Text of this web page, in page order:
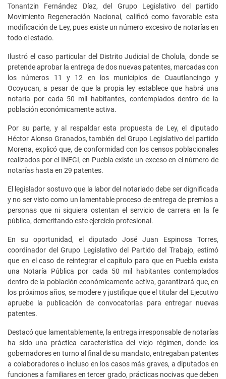
Tonantzin Fernández Díaz, del Grupo Legislativo del partido
Movimiento Regeneración Nacional, calificó como favorable esta
modificación de Ley, pues existe un número excesivo de notarías en
todo el estado.
Ilustró el caso particular del Distrito Judicial de Cholula, donde se
pretende aprobar la entrega de dos nuevas patentes, marcadas con
los números 11 y 12 en los municipios de Cuautlancingo y
Ocoyucan, a pesar de que la propia ley establece que habrá una
notaría por cada 50 mil habitantes, contemplados dentro de la
población económicamente activa.
Por su parte, y al respaldar esta propuesta de Ley, el diputado
Héctor Alonso Granados, también del Grupo Legislativo del partido
Morena, explicó que, de conformidad con los censos poblacionales
realizados por el INEGI, en Puebla existe un exceso en el número de
notarías hasta en 29 patentes.
El legislador sostuvo que la labor del notariado debe ser dignificada
y no ser visto como un lamentable proceso de entrega de premios a
personas que ni siquiera ostentan el servicio de carrera en la fe
pública, demeritando este ejercicio profesional.
En su oportunidad, el diputado José Juan Espinosa Torres,
coordinador del Grupo Legislativo del Partido del Trabajo, estimó
que en el caso de reintegrar el capítulo para que en Puebla exista
una Notaría Pública por cada 50 mil habitantes contemplados
dentro de la población económicamente activa, garantizará que, en
los próximos años, se modere y justifique que el titular del Ejecutivo
apruebe la publicación de convocatorias para entregar nuevas
patentes.
Destacó que lamentablemente, la entrega irresponsable de notarías
ha sido una práctica característica del viejo régimen, donde los
gobernadores en turno al final de su mandato, entregaban patentes
a colaboradores o incluso en los casos más graves, a diputados en
funciones a familiares en tercer grado, prácticas nocivas que deben